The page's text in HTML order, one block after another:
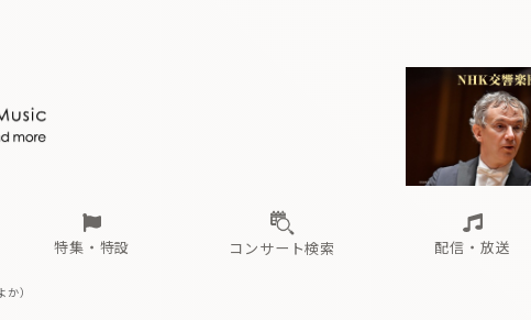
特集・特設 コンサート検索 配信・放送
先と Aからの眺望
配信スケジュール
さ
）